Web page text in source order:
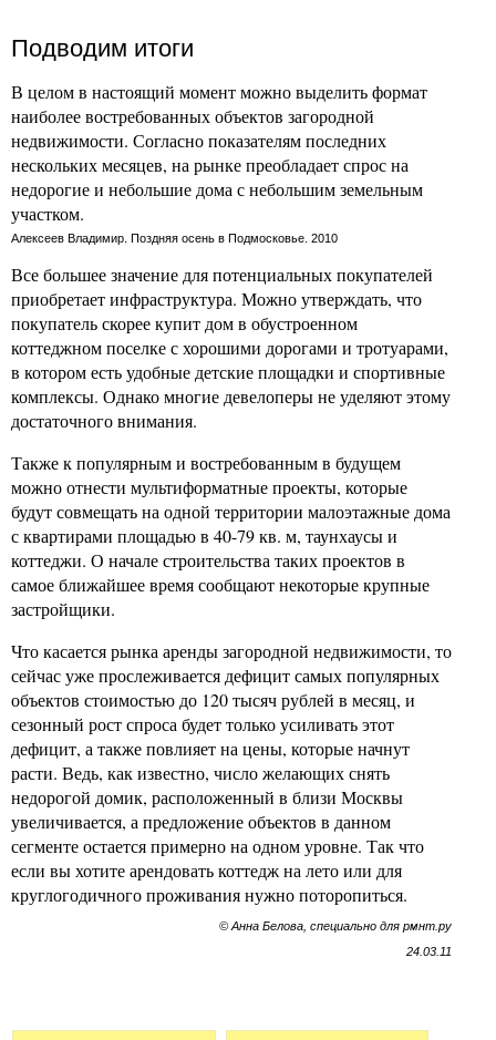
Подводим итоги
В целом в настоящий момент можно выделить формат
наиболее востребованных объектов загородной
недвижимости. Согласно показателям последних
нескольких месяцев, на рынке преобладает спрос на
недорогие и небольшие дома с небольшим земельным
участком.
Алексеев Владимир. Поздняя осень в Подмосковье. 2010
Все большее значение для потенциальных покупателей
приобретает инфраструктура. Можно утверждать, что
покупатель скорее купит дом в обустроенном
коттеджном поселке с хорошими дорогами и тротуарами,
в котором есть удобные детские площадки и спортивные
комплексы. Однако многие девелоперы не уделяют этому
достаточного внимания.
Также к популярным и востребованным в будущем
можно отнести мультиформатные проекты, которые
будут совмещать на одной территории малоэтажные дома
с квартирами площадью в 40-79 кв. м, таунхаусы и
коттеджи. О начале строительства таких проектов в
самое ближайшее время сообщают некоторые крупные
застройщики.
Что касается рынка аренды загородной недвижимости, то
сейчас уже прослеживается дефицит самых популярных
объектов стоимостью до 120 тысяч рублей в месяц, и
сезонный рост спроса будет только усиливать этот
дефицит, а также повлияет на цены, которые начнут
расти. Ведь, как известно, число желающих снять
недорогой домик, расположенный в близи Москвы
увеличивается, а предложение объектов в данном
сегменте остается примерно на одном уровне. Так что
если вы хотите арендовать коттедж на лето или для
круглогодичного проживания нужно поторопиться.
© Анна Белова, специально для рмнт.ру
24.03.11